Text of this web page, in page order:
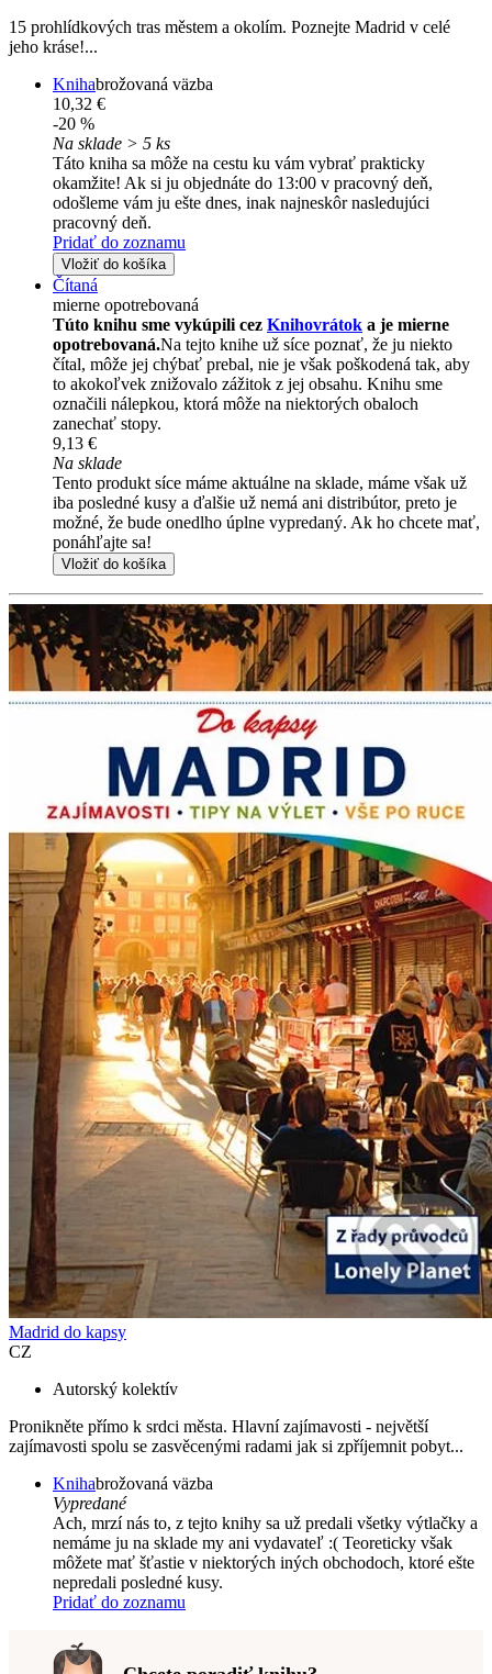
15 prohlídkových tras městem a okolím. Poznejte Madrid v celé
jeho kráse!...
Knihabrožovaná väzba
10,32 €
-20 %
Na sklade > 5 ks
Táto kniha sa môže na cestu ku vám vybrať prakticky
okamžite! Ak si ju objednáte do 13:00 v pracovný deň,
odošleme vám ju ešte dnes, inak najneskôr nasledujúci
pracovný deň.
Pridať do zoznamu
Vložiť do košíka
Čítaná
mierne opotrebovaná
Túto knihu sme vykúpili cez Knihovrátok a je mierne
opotrebovaná.Na tejto knihe už síce poznať, že ju niekto
čítal, môže jej chýbať prebal, nie je však poškodená tak, aby
to akokoľvek znižovalo zážitok z jej obsahu. Knihu sme
označili nálepkou, ktorá môže na niektorých obaloch
zanechať stopy.
9,13 €
Na sklade
Tento produkt síce máme aktuálne na sklade, máme však už
iba posledné kusy a ďalšie už nemá ani distribútor, preto je
možné, že bude onedlho úplne vypredaný. Ak ho chcete mať,
ponáhľajte sa!
Vložiť do košíka
Madrid do kapsy
CZ
Autorský kolektív
Pronikněte přímo k srdci města. Hlavní zajímavosti - největší
zajímavosti spolu se zasvěcenými radami jak si zpříjemnit pobyt...
Knihabrožovaná väzba
Vypredané
Ach, mrzí nás to, z tejto knihy sa už predali všetky výtlačky a
nemáme ju na sklade my ani vydavateľ :( Teoreticky však
môžete mať šťastie v niektorých iných obchodoch, ktoré ešte
nepredali posledné kusy.
Pridať do zoznamu